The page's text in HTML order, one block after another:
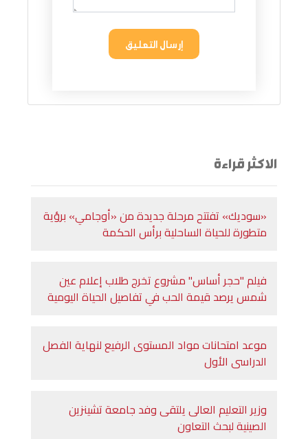
إرسال التعليق
الاكثر قراءة
«سوديك» تفتتح مرحلة جديدة من «أوجامي» برؤية
متطورة للحياة الساحلية برأس الحكمة
فيلم "حجر أساس" مشروع تخرج طلاب إعلام عين
شمس يرصد قيمة الحب في تفاصيل الحياة اليومية
موعد امتحانات مواد المستوى الرفيع لنهاية الفصل
الدراسى الأول
وزير التعليم العالى يلتقى وفد جامعة تشينزين
الصينية لبحث التعاون